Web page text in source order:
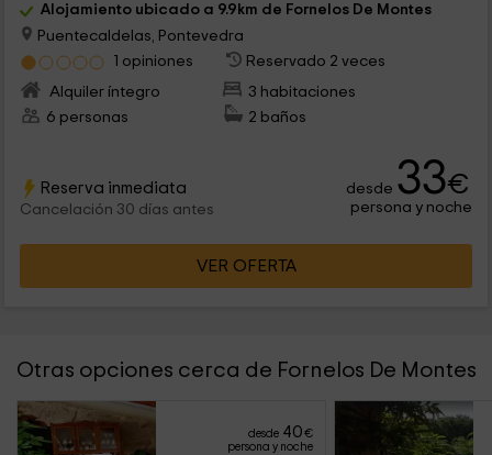
Alojamiento ubicado a 9.9km de Fornelos De Montes
Puentecaldelas, Pontevedra
1 opiniones
Reservado 2 veces
Alquiler íntegro
3 habitaciones
6 personas
2 baños
Reserva inmediata
Cancelación 30 días antes
desde 33€
persona y noche
VER OFERTA
Otras opciones cerca de Fornelos De Montes
desde 40€
persona y noche